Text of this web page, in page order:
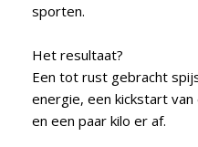
sporten.
Het resultaat?
Een tot rust gebracht
energie, een kickstart
en een paar kilo er af.